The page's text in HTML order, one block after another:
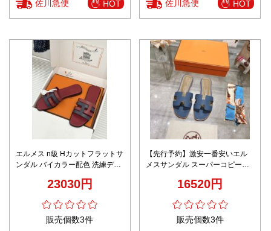
佐川急便 HOT 佐川急便 HOT
エルメス n級 Hカットフラットサ
ンダル バイカラー配色 洗練デザ
23030円
販売個数3件
【先行予約】激安一番安いエル
メスサンダル スーパーコピーア
16520円
販売個数3件